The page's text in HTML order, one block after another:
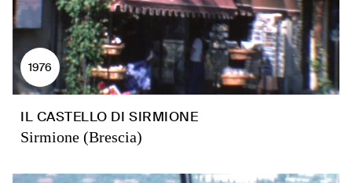
1976
IL CASTELLO DI SIRMIONE
Sirmione (Brescia)